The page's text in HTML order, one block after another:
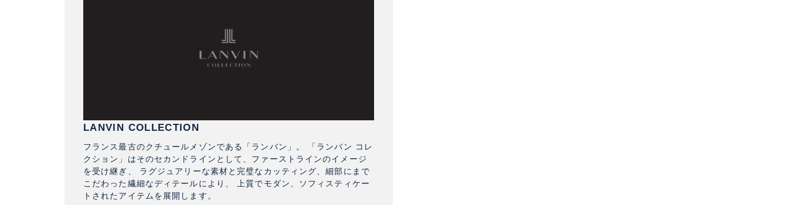
LANVIN COLLECTION
フランス最古のクチュールメゾンである「ランバン」。 「ランバン コレ
クション」はそのセカンドラインとして、ファーストラインのイメージ
を受け継ぎ、 ラグジュアリーな素材と完璧なカッティング、細部にまで
こだわった繊細なディテールにより、 上質でモダン、ソフィスティケー
トされたアイテムを展開します。